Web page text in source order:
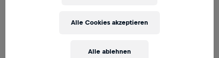
Training und erinnert dich daran, dass du mit jedem Lauf
Betroffenen weltweit Hoffnung schenkst. Denn der
Alle ablehnen
Alle Cookies akzeptieren